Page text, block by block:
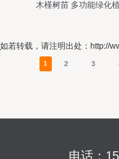
木槿树苗 多功能绿化
如若转载，请注明出处：http://
1 2 3
电话：